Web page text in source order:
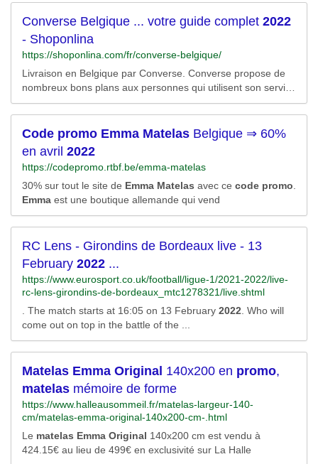
ing.com%2faclick%3fld%3de8acO0gAyH7sj9BZq0GvJhfzVU
CUz8C13BbHyoeZ90mENC6SK9CyG6dGdGaR5U9KmQPy
MzYBgTpsgkod1kK1EnO2-
w9XQbVafKAuSdcAUxgLjrDCxA5RhLY6ylofw0eOJ3wD0Kdyv
9D-
clgIWSuSRj_QmIuyLKSoDJpcxNp5JpDIDsp5JF%26u%3daH
R0cHMlM2ElMmYlMmZzaG9wLmRlc3NhbmdlLmNvbSUyZm
NhdGFsb2clMmZjYXRlZ29yeSUyZnZpZXclMmZzJTJmcHJp
NWVhZjc5MzgwJTI2dXRtX3NvdXJjZSUzZGJpbmclMjZ1dG1
fbWVkaXVtJTNkY3BjJTI2dXRtX2NhbXBhaWduJTNkSE0lMjU
HklMjUyMHNhbG9uJTI1MjBzaG9wJTI2dXRtX2NvbnRlbnQl
M2ROb3V2ZWxsZSUyNTIwY29sbGVjdGlvbiUyNTIwMjAyMg
%26rlid%3d864eff2a210715543cc49d75eaf79380/RK=2/RS
Converse Belgique ... votre guide complet 2022
- Shoponlina
https://shoponlina.com/fr/converse-belgique/
Livraison en Belgique par Converse. Converse propose de
nombreux bons plans aux personnes qui utilisent son service
de livraison de produits. Pour les commandes supérieures à
35 €, la livraison par courrier standard est gratuite. Le délai
de livraison est de 2 à 3 jours ouvrables, et le coût est de
Code promo Emma Matelas Belgique ⇒ 60%
en avril 2022
https://codepromo.rtbf.be/emma-matelas
30% sur tout le site de Emma Matelas avec ce code promo
Emma est une boutique allemande qui vend
RC Lens - Girondins de Bordeaux live - 13
February 2022 ...
https://www.eurosport.co.uk/football/ligue-1/2021-2022/live-
rc-lens-girondins-de-bordeaux_mtc1278321/live.shtml
. The match starts at 16:05 on 13 February 2022 . Who will
come out on top in the battle of the ...
Matelas Emma Original 140x200 en promo,
matelas mémoire de forme
https://www.halleausommeil.fr/matelas-largeur-140-
cm/matelas-emma-original-140x200-cm-.html
Le matelas Emma Original 140x200 cm est vendu à
424.15€ au lieu de 499€ en exclusivité sur La Halle